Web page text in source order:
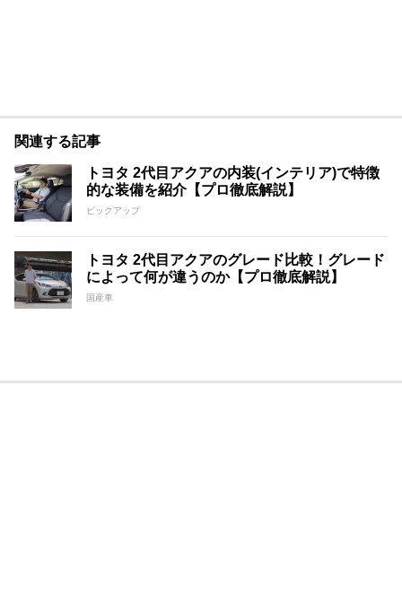
関連する記事
トヨタ 2代目アクアの内装(インテリア)で特徴
的な装備を紹介【プロ徹底解説】
ピックアップ
トヨタ 2代目アクアのグレード比較！グレード
によって何が違うのか【プロ徹底解説】
国産車